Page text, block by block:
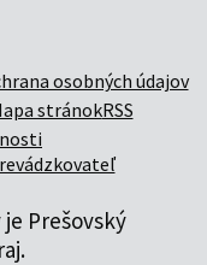
osobných údajov
stránokRSS
Prešovský